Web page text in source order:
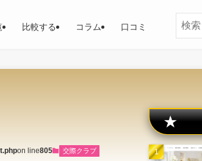
比較する コラム 口コミ
on line805
交際クラブ